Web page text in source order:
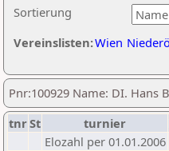
Sortierung
Vereinslisten:Wien
Pnr:100929 Name: DI. Hans
tnrSt turnier
Elozahl per 01.01.2006